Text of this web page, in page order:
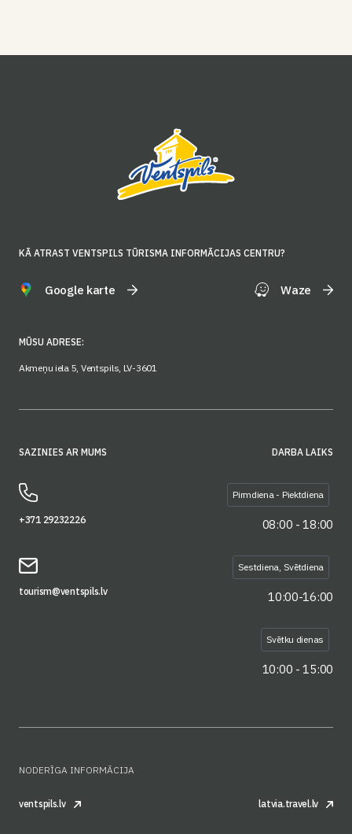
KĀ ATRAST VENTSPILS TŪRISMA INFORMĀCIJAS CENTRU?
Google karte Waze
MŪSU ADRESE:
Akmeņu iela 5, Ventspils, LV-3601
SAZINIES AR MUMS
+371 29232226
tourism@ventspils.lv
DARBA LAIKS
Pirmdiena - Piektdiena
08:00 - 18:00
Sestdiena, Svētdiena
10:00-16:00
Svētku dienas
10:00 - 15:00
NODERĪGA INFORMĀCIJA
ventspils.lv latvia.travel.lv